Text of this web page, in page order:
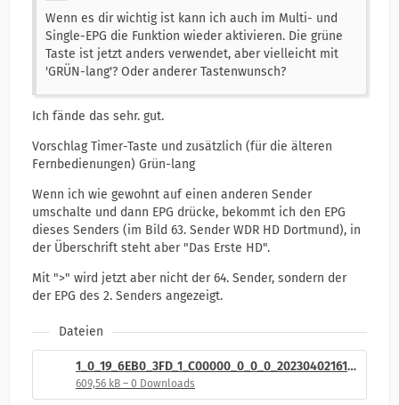
Wenn es dir wichtig ist kann ich auch im Multi- und
Single-EPG die Funktion wieder aktivieren. Die grüne
Taste ist jetzt anders verwendet, aber vielleicht mit
'GRÜN-lang'? Oder anderer Tastenwunsch?
Ich fände das sehr. gut.
Vorschlag Timer-Taste und zusätzlich (für die älteren
Fernbedienungen) Grün-lang
Wenn ich wie gewohnt auf einen anderen Sender
umschalte und dann EPG drücke, bekommt ich den EPG
dieses Senders (im Bild 63. Sender WDR HD Dortmund), in
der Überschrift steht aber "Das Erste HD".
Mit ">" wird jetzt aber nicht der 64. Sender, sondern der
der EPG des 2. Senders angezeigt.
Dateien
1_0_19_6EB0_3FD_1_C00000_0_0_0_20230402161954.jpg
609,56 kB – 0 Downloads